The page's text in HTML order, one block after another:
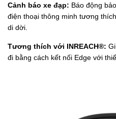
Cảnh báo xe đạp: Báo động
điện thoại thông minh tương
di dời.
Tương thích với INREACH®:
đi bằng cách kết nối Edge với